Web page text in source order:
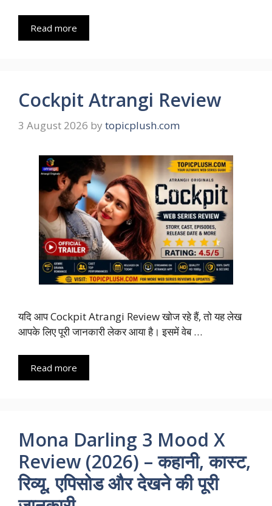
Read more
Cockpit Atrangi Review
3 August 2026 by topicplush.com
यदि आप Cockpit Atrangi Review खोज रहे हैं, तो यह लेख
आपके लिए पूरी जानकारी लेकर आया है। इसमें वेब …
Read more
Mona Darling 3 Mood X
Review (2026) – कहानी, कास्ट,
रिव्यू, एपिसोड और देखने की पूरी